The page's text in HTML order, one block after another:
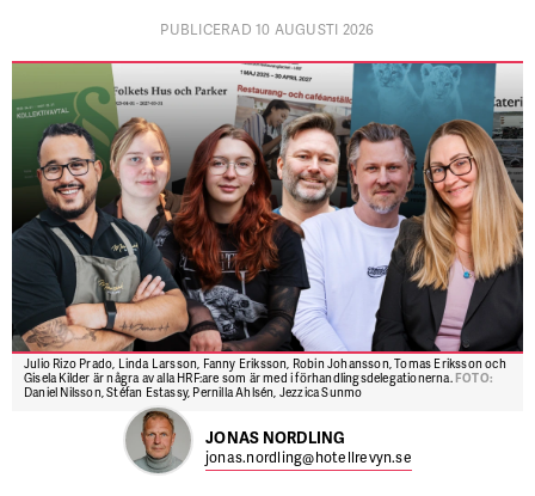
PUBLICERAD 10 AUGUSTI 2026
Julio Rizo Prado, Linda Larsson, Fanny Eriksson, Robin Johansson, Tomas Eriksson och
Gisela Kilder är några av alla HRF:are som är med i förhandlingsdelegationerna.FOTO:
Daniel Nilsson, Stéfan Estassy, Pernilla Ahlsén, Jezzica Sunmo
JONAS NORDLING
jonas.nordling@hotellrevyn.se